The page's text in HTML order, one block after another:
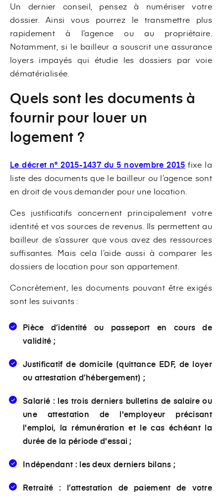
Un dernier conseil, pensez à numériser votre
dossier. Ainsi vous pourrez le transmettre plus
rapidement à l’agence ou au propriétaire.
Notamment, si le bailleur a souscrit une assurance
loyers impayés qui étudie les dossiers par voie
dématérialisée.
Quels sont les documents à
fournir pour louer un
logement ?
Le décret n° 2015-1437 du 5 novembre 2015 fixe la
liste des documents que le bailleur ou l’agence sont
en droit de vous demander pour une location.
Ces justificatifs concernent principalement votre
identité et vos sources de revenus. Ils permettent au
bailleur de s’assurer que vous avez des ressources
suffisantes. Mais cela l’aide aussi à comparer les
dossiers de location pour son appartement.
Concrètement, les documents pouvant être exigés
sont les suivants :
Pièce d’identité ou passeport en cours de
validité ;
Justificatif de domicile (quittance EDF, de loyer
ou attestation d’hébergement) ;
Salarié : les trois derniers bulletins de salaire ou
une attestation de l'employeur précisant
l'emploi, la rémunération et le cas échéant la
durée de la période d'essai ;
Indépendant : les deux derniers bilans ;
Retraité : l’attestation de paiement de votre